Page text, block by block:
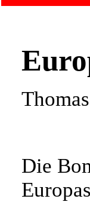
Die